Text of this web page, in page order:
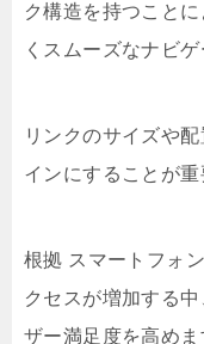
ク構造を持つこと
くスムーズなナビ
リンクのサイズや
インにすることが重
根拠 スマートフォ
クセスが増加する
ザー満足度を高めま